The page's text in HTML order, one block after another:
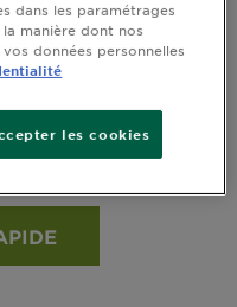
DE KARITÉ
dans les paramétrages
manière dont nos
données personnelles
les cookies